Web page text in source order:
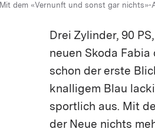
Mit dem «Vernunft und sonst gar nichts»-
Drei Zylinder, 90
neuen Skoda
schon der erste
knalligem Blau
sportlich aus. Mit
der Neue nichts